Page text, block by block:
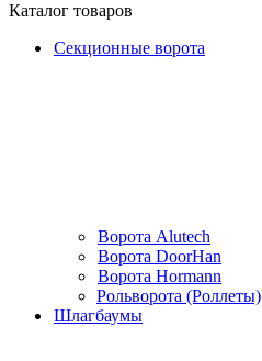
Каталог товаров
Секционные ворота
Ворота Alutech
Ворота DoorHan
Ворота Hormann
Рольворота (Роллеты)
Шлагбаумы